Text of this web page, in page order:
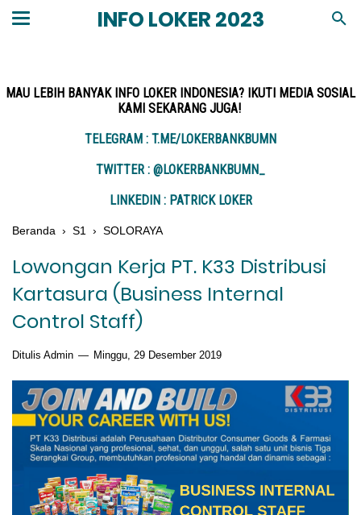
INFO LOKER 2023
MAU LEBIH BANYAK INFO LOKER INDONESIA? IKUTI MEDIA SOSIAL
KAMI SEKARANG JUGA!
TELEGRAM : T.ME/LOKERBANKBUMN
TWITTER : @LOKERBANKBUMN_
LINKEDIN : PATRICK LOKER
Beranda › S1 › SOLORAYA
Lowongan Kerja PT. K33 Distribusi
Kartasura (Business Internal
Control Staff)
Ditulis Admin Minggu, 29 Desember 2019